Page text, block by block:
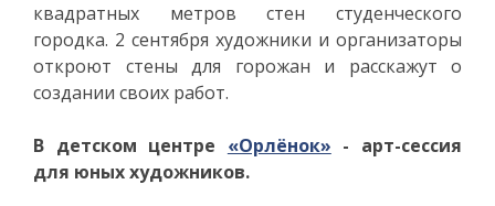
квадратных метров стен студенческого
городка. 2 сентября художники и организаторы
откроют стены для горожан и расскажут о
создании своих работ.
В детском центре «Орлёнок» - арт-сессия
для юных художников.